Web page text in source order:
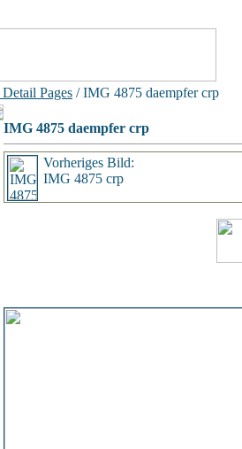
Pages / IMG 4875 daempfer crp
IMG 4875 daempfer crp
Vorheriges Bild:
IMG 4875 crp